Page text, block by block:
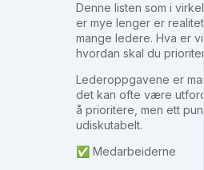
Denne listen som i
er mye lenger er
mange ledere. Hva er
hvordan skal du
Lederoppgavene er
det kan ofte være
å prioritere, men ett
udiskutabelt.
✅ Medarbeiderne